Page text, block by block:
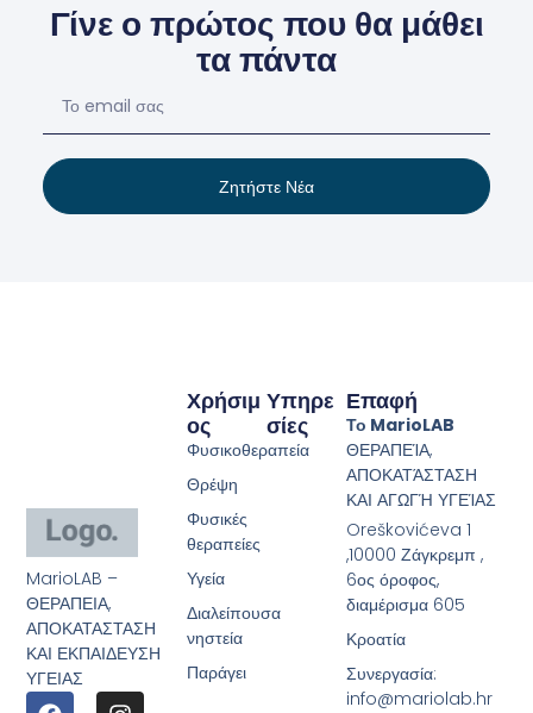
Γίνε ο πρώτος που θα μάθει
τα πάντα
Ζητήστε Νέα
MarioLAB –
ΘΕΡΑΠΕΙΑ,
ΑΠΟΚΑΤΑΣΤΑΣΗ
ΚΑΙ ΕΚΠΑΙΔΕΥΣΗ
ΥΓΕΙΑΣ
Υπηρε
Σίες
Χρήσιμ
Ος
Φυσικοθεραπεία
Θρέψη
Φυσικές
θεραπείες
Υγεία
Διαλείπουσα
νηστεία
Παράγει
Επαφή
Το MarioLAB
ΘΕΡΑΠΕΊΑ,
ΑΠΟΚΑΤΆΣΤΑΣΗ
ΚΑΙ ΑΓΩΓΉ ΥΓΕΊΑΣ
Oreškovićeva 1
,10000 Ζάγκρεμπ ,
6ος όροφος,
διαμέρισμα 605
Κροατία
Συνεργασία:
info@mariolab.hr